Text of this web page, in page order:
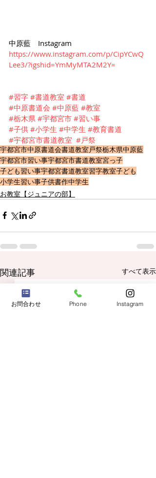
中原藍　Instagram
https://www.instagram.com/p/CipYCwQ
Lee3/?igshid=YmMyMTA2M2Y=
#習字 #書道教室 #書道
#中原書道会 #中原藍 #教室
#栃木県 #宇都宮市 #習い事
#子供 #小学生 #中学生 #教育書道
#宇都宮市書道教室 #戸祭
宇都宮市中原書道会書道教室戸祭栃木県中原藍
宇都宮市習い事宇都宮市書道教室宮っ子
子ども習い事宇都宮書道教室習字教室子ども
小学生習い事子供書作中学生
お教室【ジュニアの部】
関連記事 すべて表示
お問合わせ Phone Instagram